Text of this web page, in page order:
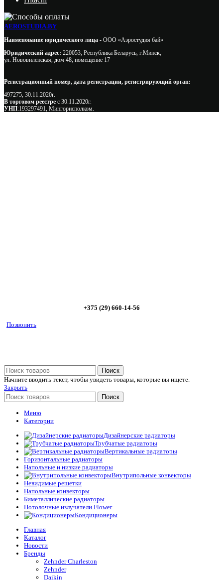
AEROSTUDIA.BY
Наименование юридического лица - ООО «Аэростудия бай»
Юридический адрес: 220053, Республика Беларусь, г.Минск,
ул. Нововиленская, дом 48, помещение 17
Регистрационный номер, дата регистрации, регистрирующий орган:
497275, 30.11.2020г.
В торговом реестре с 30.11.2020г.
УНП:193297491, Мингорисполком.
+375 (29) 660-14-56
Позвонить
Поиск
Начните вводить текст, чтобы увидеть товары, которые вы ищете.
Закрыть
Поиск
Меню
Категории
Дизайнерские радиаторы
Трубчатые радиаторы
Вертикальные радиаторы
Горизонтальные радиаторы
Напольные и низкие радиаторы
Внутрипольные конвекторы
Невидимые решетки
Напольные конвекторы
Биметаллические радиаторы
Потолочные излучатели Flower
Кондиционеры
Главная
Каталог
Новости
Бренды
Zehnder Charleston
Zehnder
Daikin